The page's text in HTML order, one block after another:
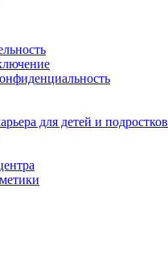
для детей и подростков